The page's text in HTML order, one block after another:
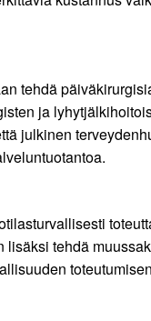
tehdä
ja
julkinen
tehdä